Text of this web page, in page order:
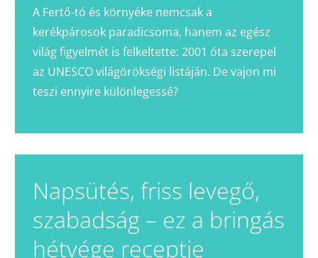
A Fertő-tó és környéke nemcsak a
kerékpárosok paradicsoma, hanem az egész
világ figyelmét is felkeltette: 2001 óta szerepel
az UNESCO világörökségi listáján. De vajon mi
teszi ennyire különlegessé?
Napsütés, friss levegő,
szabadság – ez a bringás
hétvége receptje